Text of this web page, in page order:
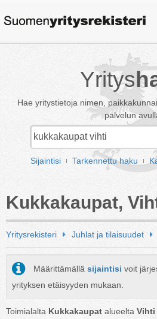
Yritys
Hae yritystietoja nimen,
palvelun
Sijaintisi Tarkennettu haku
Kukkakaupat,
Yritysrekisteri Juhlat ja tilaisuudet
Määrittämällä sijaintisi voit
yrityksen etäisyyden mukaan.
Toimialalta Kukkakaupat alueelta Vihti